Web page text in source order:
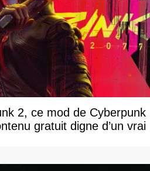
2, ce mod de Cyberpunk
gratuit digne d’un vrai